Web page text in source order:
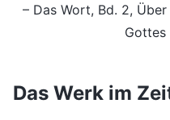
– Das Wort, Bd. 2,
Gottes
Das Werk im